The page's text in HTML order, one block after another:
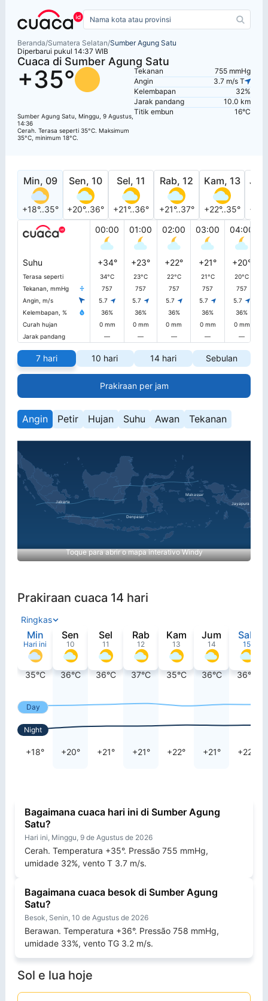
Beranda/Sumatera Selatan/Sumber Agung Satu
Diperbarui pukul 14:37 WIB
Cuaca di Sumber Agung Satu
+35°
Sumber Agung Satu, Minggu, 9 Agustus,
14:36
Cerah. Terasa seperti 35°C. Maksimum
35°C, minimum 18°C.
Tekanan
755 mmHg
Angin
3.7 m/s T
Kelembapan
32%
Jarak pandang
10.0 km
Titik embun
16°C
Min, 09
+18°..35°
Sen, 10
+20°..36°
Sel, 11
+21°..36°
Rab, 12
+21°..37°
Kam, 13
+22°..35°
00:00
01:00 02:00 03:00 04:00
Suhu +34° +23° +22° +21° +20°
Terasa seperti 34°C 23°C 22°C 21°C
20°C
Tekanan, mmHg
757 757 757 757
757
Angin, m/s
5.7 5.7 5.7 5.7 5.7
Kelembapan, %
36% 36% 36% 36%
36%
Curah hujan
0 mm 0 mm 0 mm 0 mm 0 mm
Jarak pandang
— — — — —
7 hari 10 hari 14 hari Sebulan
Prakiraan per jam
Angin Petir Hujan Suhu Awan Tekanan
Toque para abrir o mapa interativo Windy
Prakiraan cuaca 14 hari
Ringkas
Min
Hari ini
35°C
+18°
Sen
10
36°C
+20°
Sel
11
36°C
+21°
Rab
12
37°C
+21°
Kam
13
35°C
+22°
Jum
14
36°C
+21°
Sab
15
36°C
+22°
Day
Night
Bagaimana cuaca hari ini di Sumber Agung
Satu?
Hari ini, Minggu, 9 de Agustus de 2026
Cerah. Temperatura +35°. Pressão 755 mmHg,
umidade 32%, vento T 3.7 m/s.
Bagaimana cuaca besok di Sumber Agung
Satu?
Besok, Senin, 10 de Agustus de 2026
Berawan. Temperatura +36°. Pressão 758 mmHg,
umidade 33%, vento TG 3.2 m/s.
Sol e lua hoje